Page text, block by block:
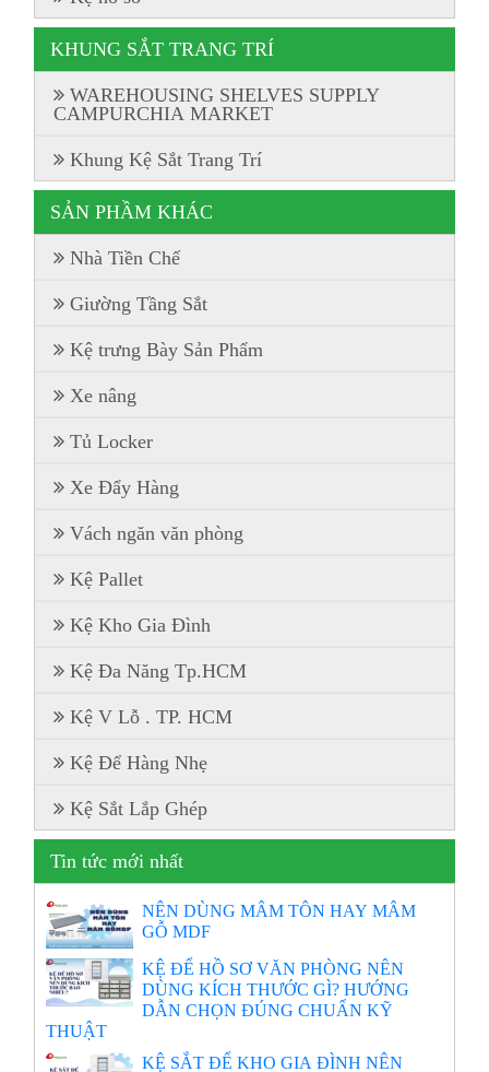
KHUNG SẮT TRANG TRÍ
WAREHOUSING SHELVES SUPPLY
CAMPURCHIA MARKET
Khung Kệ Sắt Trang Trí
SẢN PHẦM KHÁC
Nhà Tiền Chế
Giường Tầng Sắt
Kệ trưng Bày Sản Phẩm
Xe nâng
Tủ Locker
Xe Đẩy Hàng
Vách ngăn văn phòng
Kệ Pallet
Kệ Kho Gia Đình
Kệ Đa Năng Tp.HCM
Kệ V Lỗ . TP. HCM
Kệ Để Hàng Nhẹ
Kệ Sắt Lắp Ghép
Tin tức mới nhất
NÊN DÙNG MÂM TÔN HAY MÂM
GỖ MDF
KỆ ĐỂ HỒ SƠ VĂN PHÒNG NÊN
DÙNG KÍCH THƯỚC GÌ? HƯỚNG
DẪN CHỌN ĐÚNG CHUẨN KỸ
THUẬT
KỆ SẮT ĐỂ KHO GIA ĐÌNH NÊN